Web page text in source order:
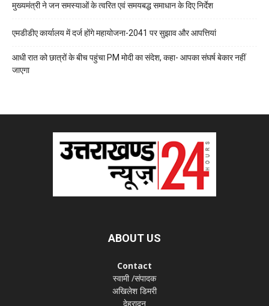
मुख्यमंत्री ने जन समस्याओं के त्वरित एवं समयबद्ध समाधान के दिए निर्देश
एमडीडीए कार्यालय में दर्ज होंगे महायोजना-2041 पर सुझाव और आपत्तियां
आधी रात को छात्रों के बीच पहुंचा PM मोदी का संदेश, कहा- आपका संघर्ष बेकार नहीं
जाएगा
ABOUT US
Contact
स्वामी /संपादक
अखिलेश डिमरी
देहरादून